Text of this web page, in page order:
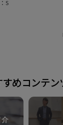
S
すめコンテン